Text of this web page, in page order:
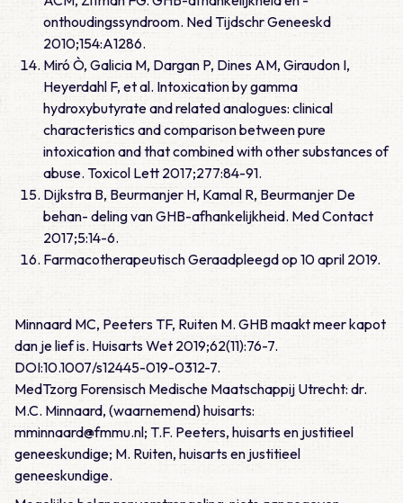
onthoudingssyndroom. Ned Tijdschr Geneeskd
2010;154:A1286.
Miró Ò, Galicia M, Dargan P, Dines AM, Giraudon I,
Heyerdahl F, et al. Intoxication by gamma
hydroxybutyrate and related analogues: clinical
characteristics and comparison between pure
intoxication and that combined with other substances of
abuse. Toxicol Lett 2017;277:84-91.
Dijkstra B, Beurmanjer H, Kamal R, Beurmanjer De
behan- deling van GHB-afhankelijkheid. Med Contact
2017;5:14-6.
Farmacotherapeutisch Geraadpleegd op 10 april 2019.
Minnaard MC, Peeters TF, Ruiten M. GHB maakt meer kapot
dan je lief is. Huisarts Wet 2019;62(11):76-7.
DOI:10.1007/s12445-019-0312-7.
MedTzorg Forensisch Medische Maatschappij Utrecht: dr.
M.C. Minnaard, (waarnemend) huisarts:
mminnaard@fmmu.nl; T.F. Peeters, huisarts en justitieel
geneeskundige; M. Ruiten, huisarts en justitieel
geneeskundige.